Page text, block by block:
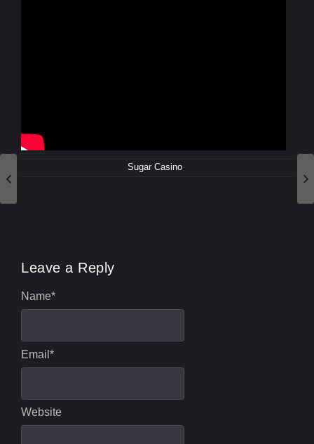
Sugar Casino
Leave a Reply
Name*
Email *
Website